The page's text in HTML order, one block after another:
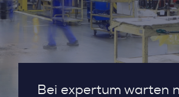
Bei expertum warten